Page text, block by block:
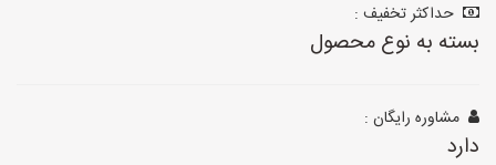
حداکثر تخفیف :
بسته به نوع محصول
مشاوره رایگان :
دارد